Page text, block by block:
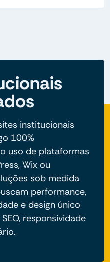
institucionais
100%
uso de plataformas
Wix ou
sob medida
performance,
e design único
responsividade